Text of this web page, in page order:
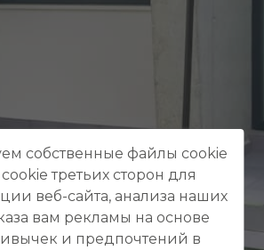
собственные файлы cookie
третьих сторон для
веб-сайта, анализа наших
вам рекламы на основе
и предпочтений в